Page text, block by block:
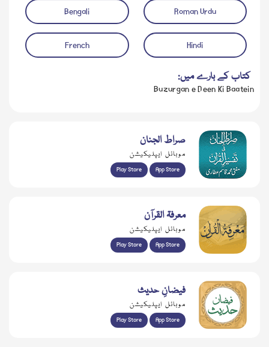
Roman Urdu
Bengali
Hindi
French
کتاب کے بارے میں:
Buzurgan e Deen Ki Baatein
صراط الجنان
موبائل ایپلیکیشن
Play Store App Store
معرفۃ القرآن
موبائل ایپلیکیشن
Play Store App Store
فیضانِ حدیث
موبائل ایپلیکیشن
Play Store App Store